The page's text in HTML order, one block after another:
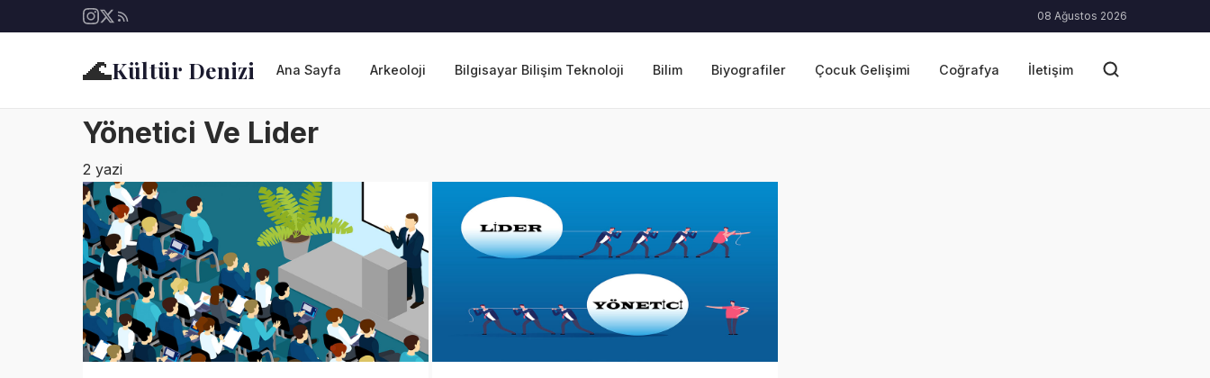
08 Ağustos 2026
🌊Kültür Denizi Ana Sayfa Arkeoloji Bilgisayar Bilişim Teknoloji Bilim Biyografiler Çocuk Gelişimi Coğrafya İletişim
Yönetici Ve Lider
2 yazi